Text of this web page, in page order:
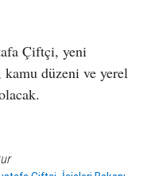
Çiftçi, yeni
düzeni ve yerel